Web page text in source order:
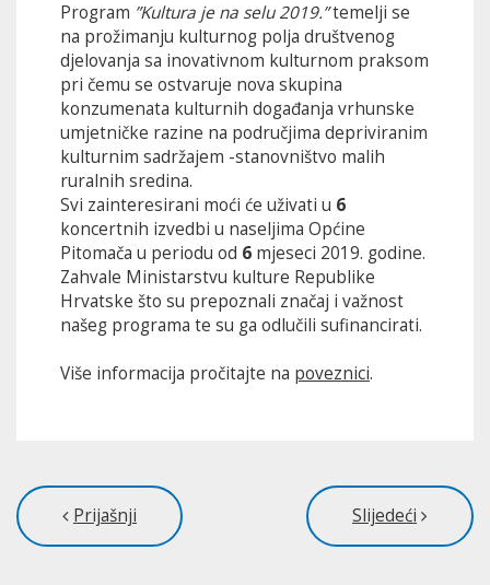
Program ”Kultura je na selu 2019.”temelji se
na prožimanju kulturnog polja društvenog
djelovanja sa inovativnom kulturnom praksom
pri čemu se ostvaruje nova skupina
konzumenata kulturnih događanja vrhunske
umjetničke razine na područjima depriviranim
kulturnim sadržajem -stanovništvo malih
ruralnih sredina.
Svi zainteresirani moći će uživati u 6
koncertnih izvedbi u naseljima Općine
Pitomača u periodu od 6 mjeseci 2019. godine.
Zahvale Ministarstvu kulture Republike
Hrvatske što su prepoznali značaj i važnost
našeg programa te su ga odlučili sufinancirati.
Više informacija pročitajte na poveznici.
Prijašnji Slijedeći